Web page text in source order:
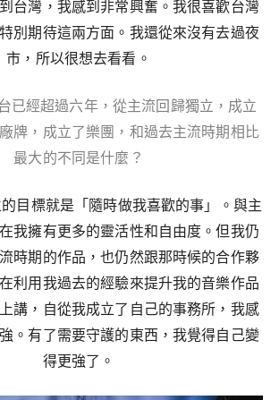
台灣，我感到非常興奮。我很喜歡台灣
別期待這兩方面。我還從來沒有去過夜
市，所以很想去看看。
已經超過六年，從主流回歸獨立，成立
牌，成立了樂團，和過去主流時期相比
最大的不同是什麼？
目標就是「隨時做我喜歡的事」。與主
我擁有更多的靈活性和自由度。但我仍
時期的作品，也仍然跟那時候的合作夥
利用我過去的經驗來提升我的音樂作品
講，自從我成立了自己的事務所，我感
。有了需要守護的東西，我覺得自己變
得更強了。